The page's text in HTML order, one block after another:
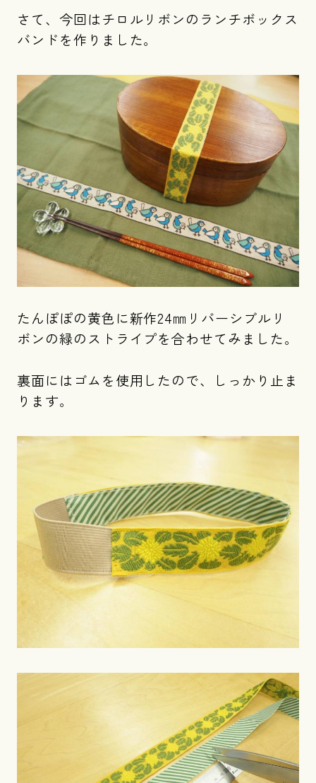
さて、今回はチロルリボンのランチボックス
バンドを作りました。
たんぽぽの黄色に新作24㎜リバーシブルリ
ボンの緑のストライプを合わせてみました。
裏面にはゴムを使用したので、しっかり止ま
ります。